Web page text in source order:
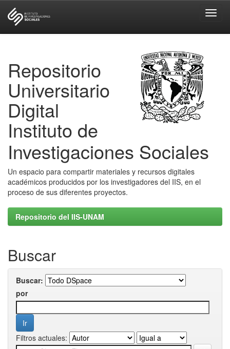
Repositorio
Universitario
Digital
Instituto de
Investigaciones Sociales
Un espacio para compartir materiales y recursos digitales
académicos producidos por los investigadores del IIS, en el
proceso de sus diferentes proyectos.
Repositorio del IIS-UNAM
Buscar
Buscar:
por
Filtros actuales: